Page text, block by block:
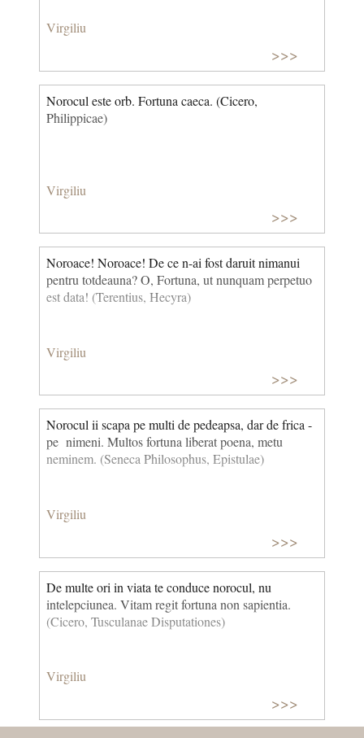
Virgiliu
>>>
Norocul este orb. Fortuna caeca. (Cicero,
Philippicae)
Virgiliu
>>>
Noroace! Noroace! De ce n-ai fost daruit nimanui
pentru totdeauna? O, Fortuna, ut nunquam perpetuo
est data! (Terentius, Hecyra)
Virgiliu
>>>
Norocul ii scapa pe multi de pedeapsa, dar de frica -
pe nimeni. Multos fortuna liberat poena, metu
neminem. (Seneca Philosophus, Epistulae)
Virgiliu
>>>
De multe ori in viata te conduce norocul, nu
intelepciunea. Vitam regit fortuna non sapientia.
(Cicero, Tusculanae Disputationes)
Virgiliu
>>>